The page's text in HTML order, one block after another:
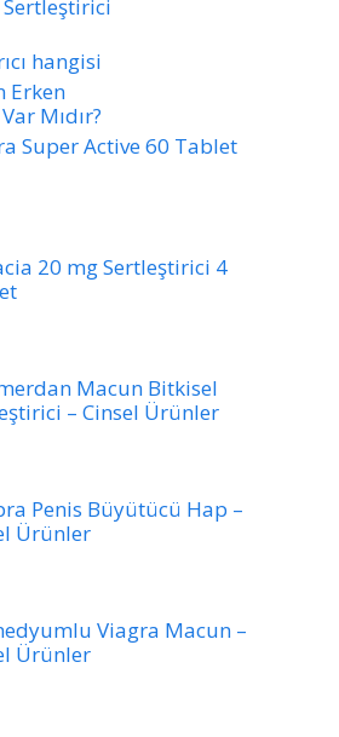
Sertleştirici
hangisi
Erken
Mıdır?
Super Active 60 Tablet
20 mg Sertleştirici 4
Macun Bitkisel
– Cinsel Ürünler
Penis Büyütücü Hap –
Ürünler
Viagra Macun –
Ürünler